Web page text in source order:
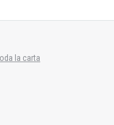
la carta